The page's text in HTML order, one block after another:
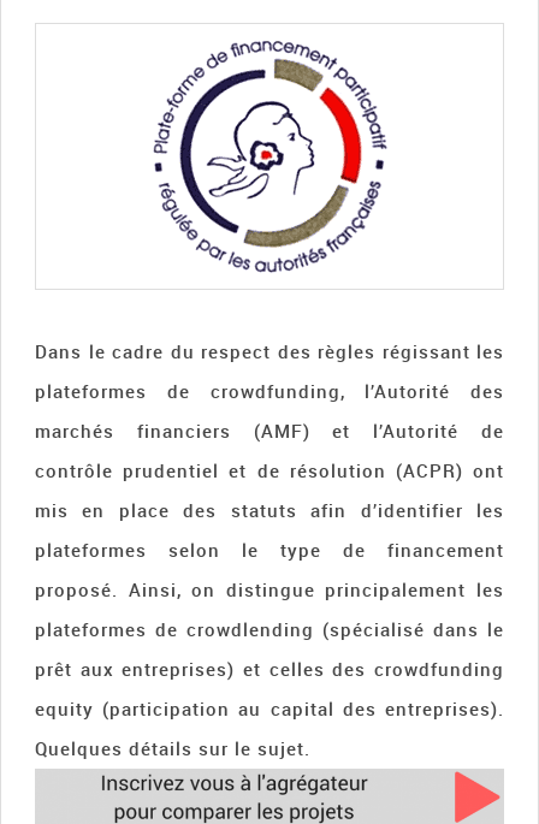
Dans le cadre du respect des règles régissant les
plateformes de crowdfunding, l’Autorité des
marchés financiers (AMF) et l’Autorité de
contrôle prudentiel et de résolution (ACPR) ont
mis en place des statuts afin d’identifier les
plateformes selon le type de financement
proposé. Ainsi, on distingue principalement les
plateformes de crowdlending (spécialisé dans le
prêt aux entreprises) et celles des crowdfunding
equity (participation au capital des entreprises).
Quelques détails sur le sujet.